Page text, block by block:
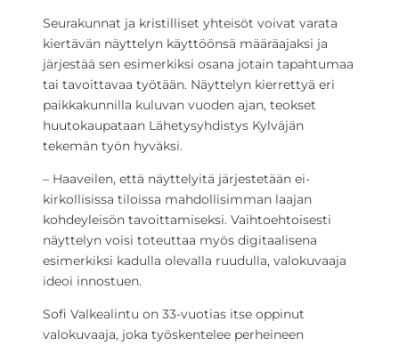
Seurakunnat ja kristilliset yhteisöt voivat varata
kiertävän näyttelyn käyttöönsä määräajaksi ja
järjestää sen esimerkiksi osana jotain tapahtumaa
tai tavoittavaa työtään. Näyttelyn kierrettyä eri
paikkakunnilla kuluvan vuoden ajan, teokset
huutokaupataan Lähetysyhdistys Kylväjän
tekemän työn hyväksi.
– Haaveilen, että näyttelyitä järjestetään ei-
kirkollisissa tiloissa mahdollisimman laajan
kohdeyleisön tavoittamiseksi. Vaihtoehtoisesti
näyttelyn voisi toteuttaa myös digitaalisena
esimerkiksi kadulla olevalla ruudulla, valokuvaaja
ideoi innostuen.
Sofi Valkealintu on 33-vuotias itse oppinut
valokuvaaja, joka työskentelee perheineen